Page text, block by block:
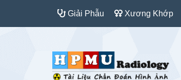
Giải Phẫu Xương Khớp